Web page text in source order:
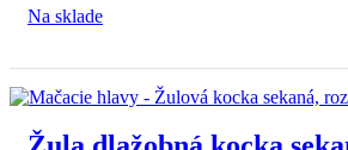
Na sklade